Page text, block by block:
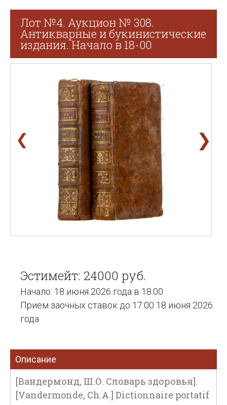
Лот №4. Аукцион № 308.
Антикварные и букинистические
издания. Начало в 18-00
❮ ❯
Эстимейт: 24000 руб.
Начало: 18 июня 2026 года в 18:00
Прием заочных ставок до 17:00 18 июня 2026
года
Описание
[Вандермонд, Ш.О. Словарь здоровья].
[Vandermonde, Ch.A.] Dictionnaire portatif